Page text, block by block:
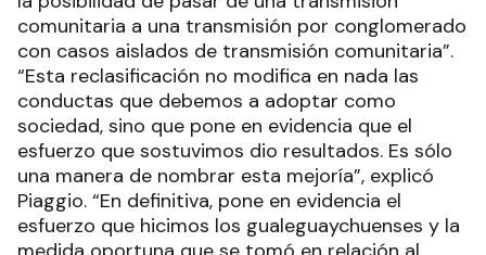
comunitaria a una transmisión por conglomerado
con casos aislados de transmisión comunitaria”.
“Esta reclasificación no modifica en nada las
conductas que debemos a adoptar como
sociedad, sino que pone en evidencia que el
esfuerzo que sostuvimos dio resultados. Es sólo
una manera de nombrar esta mejoría”, explicó
Piaggio. “En definitiva, pone en evidencia el
esfuerzo que hicimos los gualeguaychuenses y la